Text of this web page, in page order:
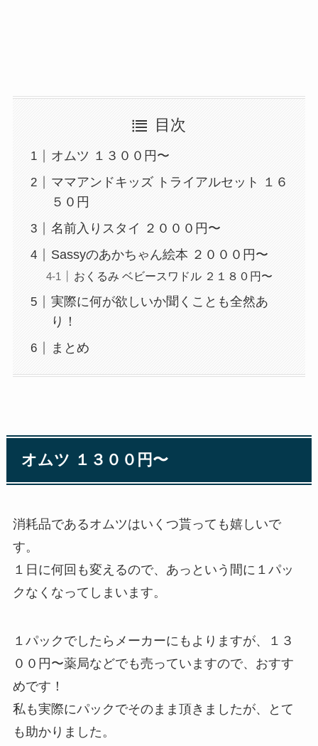
目次
オムツ １３００円〜
ママアンドキッズ トライアルセット １６
５０円
名前入りスタイ ２０００円〜
Sassyのあかちゃん絵本 ２０００円〜
おくるみ ベビースワドル ２１８０円〜
実際に何が欲しいか聞くことも全然あ
り！
まとめ
オムツ １３００円〜
消耗品であるオムツはいくつ貰っても嬉しいで
す。
１日に何回も変えるので、あっという間に１パッ
クなくなってしまいます。
１パックでしたらメーカーにもよりますが、１３
００円〜薬局などでも売っていますので、おすす
めです！
私も実際にパックでそのまま頂きましたが、とて
も助かりました。